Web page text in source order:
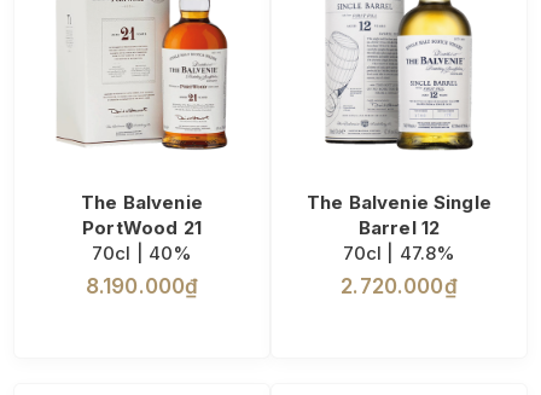
The Balvenie
PortWood 21
70cl | 40%
8.190.000₫
The Balvenie Single
Barrel 12
70cl | 47.8%
2.720.000₫